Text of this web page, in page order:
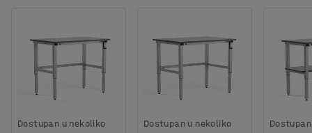
Dostupan u nekoliko
Dostupan u nekoliko